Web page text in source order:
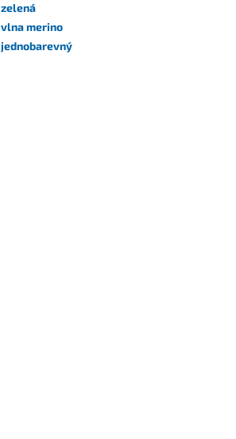
zelená
vlna merino
jednobarevný